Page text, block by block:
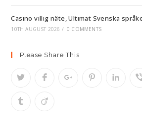
Casino villig näte, Ultimat Svenska
10TH AUGUST 2026 / 0 COMMENTS
Please Share This